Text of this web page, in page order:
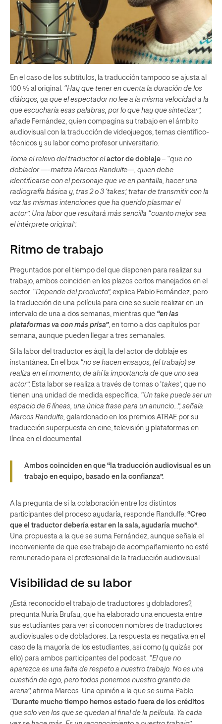
En el caso de los subtítulos, la traducción tampoco se ajusta al
100 % al original. “Hay que tener en cuenta la duración de los
diálogos, ya que el espectador no lee a la misma velocidad a la
que escucharía esas palabras, por lo que hay que sintetizar”,
añade Fernández, quien compagina su trabajo en el ámbito
audiovisual con la traducción de videojuegos, temas científico-
técnicos y su labor como profesor universitario.
Toma el relevo del traductor elactor de doblaje – “que no
doblador—-matiza Marcos Randulfe—, quien debe
identificarse con el personaje que ve en pantalla, haceruna
radiografía básica y, tras 2 o 3 ‘takes’, tratar de transmitir con la
voz las mismas intenciones que ha querido plasmar el
actor”. Una labor que resultará más sencilla “cuanto mejor sea
el intérprete original”.
Ritmo de trabajo
Preguntados por el tiempo del que disponen para realizar su
trabajo, ambos coinciden en los plazos cortos manejados en el
sector. “Depende del producto”, explica Pablo Fernández, pero
la traducción de una película para cine se suele realizar en un
intervalo de una a dos semanas, mientras que “en las
plataformas va con más prisa”, en torno a dos capítulos por
semana, aunque pueden llegar a tres semanales.
Si la labor del traductor es ágil, la del actor de doblaje es
instantánea. En el box “no se hacen ensayos; (el trabajo) se
realiza en el momento; de ahí la importancia de que uno sea
actor”. Esta labor se realiza a través de tomas o ‘takes’, que no
tienen una unidad de medida específica . “Un take puede ser un
espacio de 6 líneas, una única frase para un anuncio…”, señala
Marcos Randulfe, galardonado en los premios ATRAE por su
traducción superpuesta en cine, televisión y plataformas en
línea en el documental.
Ambos coinciden en que “la traducción audiovisual es un
trabajo en equipo, basado en la confianza”.
A la pregunta de si la colaboración entre los distintos
participantes del proceso ayudaría, responde Randulfe: “Creo
que el traductor debería estar en la sala, ayudaría mucho”
Una propuesta a la que se suma Fernández, aunque señala el
inconveniente de que ese trabajo de acompañamiento no esté
remunerado para el profesional de la traducción audiovisual.
Visibilidad de su labor
¿Está reconocido el trabajo de traductores y dobladores?,
pregunta Nuria Brufau, que ha elaborado una encuesta entre
sus estudiantes para ver si conocen nombres de traductores
audiovisuales o de dobladores. La respuesta es negativa en el
caso de la mayoría de los estudiantes, así como (y quizás por
ello) para ambos participantes del podcast. “El que no
aparezca es una falta de respeto a nuestro trabajo. No es una
cuestión de ego, pero todos ponemos nuestro granito de
arena”, afirma Marcos Una opinión a la que se suma Pablo.
“Durante mucho tiempo hemos estado fuera de los créditos
que solo ven los que se quedan al final de la película. Ya cada